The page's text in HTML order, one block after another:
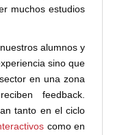
muchos estudios
alumnos y
sino que
en una zona
feedback.
tanto en el ciclo
como en